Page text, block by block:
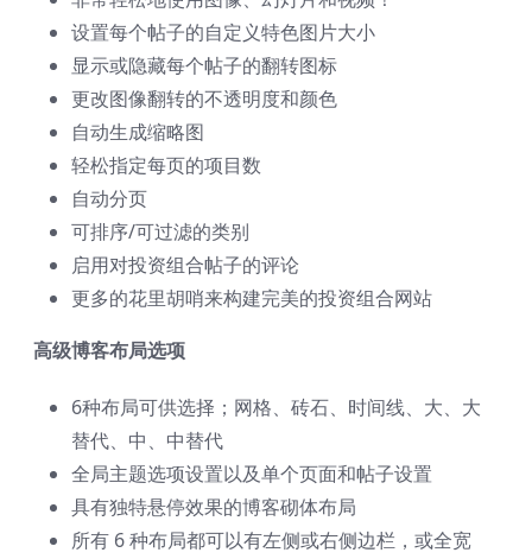
设置每个帖子的自定义特色图片大小
显示或隐藏每个帖子的翻转图标
更改图像翻转的不透明度和颜色
自动生成缩略图
轻松指定每页的项目数
自动分页
可排序/可过滤的类别
启用对投资组合帖子的评论
更多的花里胡哨来构建完美的投资组合网站
高级博客布局选项
6种布局可供选择；网格、砖石、时间线、大、大
替代、中、中替代
全局主题选项设置以及单个页面和帖子设置
具有独特悬停效果的博客砌体布局
所有 6 种布局都可以有左侧或右侧边栏，或全宽